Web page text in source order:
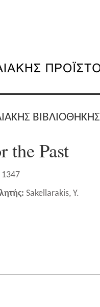
ΒΙΒΛΙΟΘΗΚΗΣ
the Past
1347
Sakellarakis, Y.